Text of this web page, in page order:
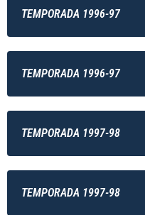
TEMPORADA 1996-97
TEMPORADA 1996-97
TEMPORADA 1997-98
TEMPORADA 1997-98